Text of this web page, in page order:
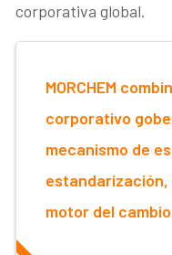
corporativa global.
MORCHEM
corporativo
mecanismo de
estandarización,
motor del cambio